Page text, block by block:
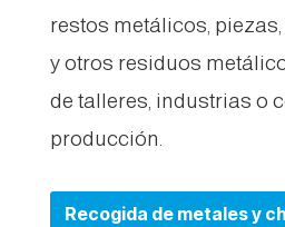
restos metálicos,
y otros residuos
de talleres, industrias o
producción.
Recogida de metales y